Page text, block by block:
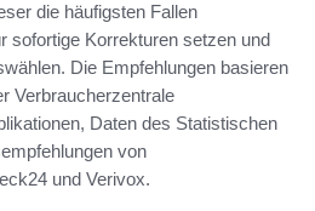
die häufigsten Fallen
sofortige Korrekturen setzen und
Die Empfehlungen basieren
Verbraucherzentrale
Daten des Statistischen
von
und Verivox.